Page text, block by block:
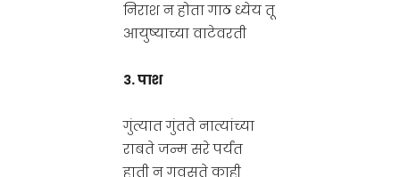
निराश न होता गाठ ध्येय तू
आयुष्याच्या वाटेवरती
३. पाश
गुंत्यात गुंतते नात्यांच्या
राबते जन्म सरे पर्यंत
हाती न गवसते काही